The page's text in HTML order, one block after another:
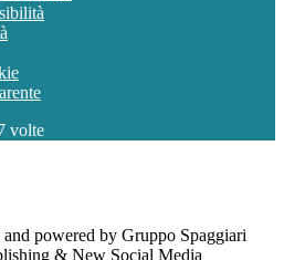
volte
powered by Gruppo Spaggiari
& New Social Media